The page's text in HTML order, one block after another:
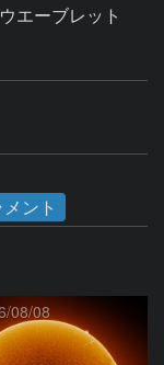
エーブレット
ント
08/08